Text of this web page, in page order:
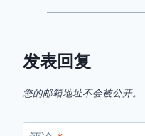
发表回复
您的邮箱地址不会被公开。